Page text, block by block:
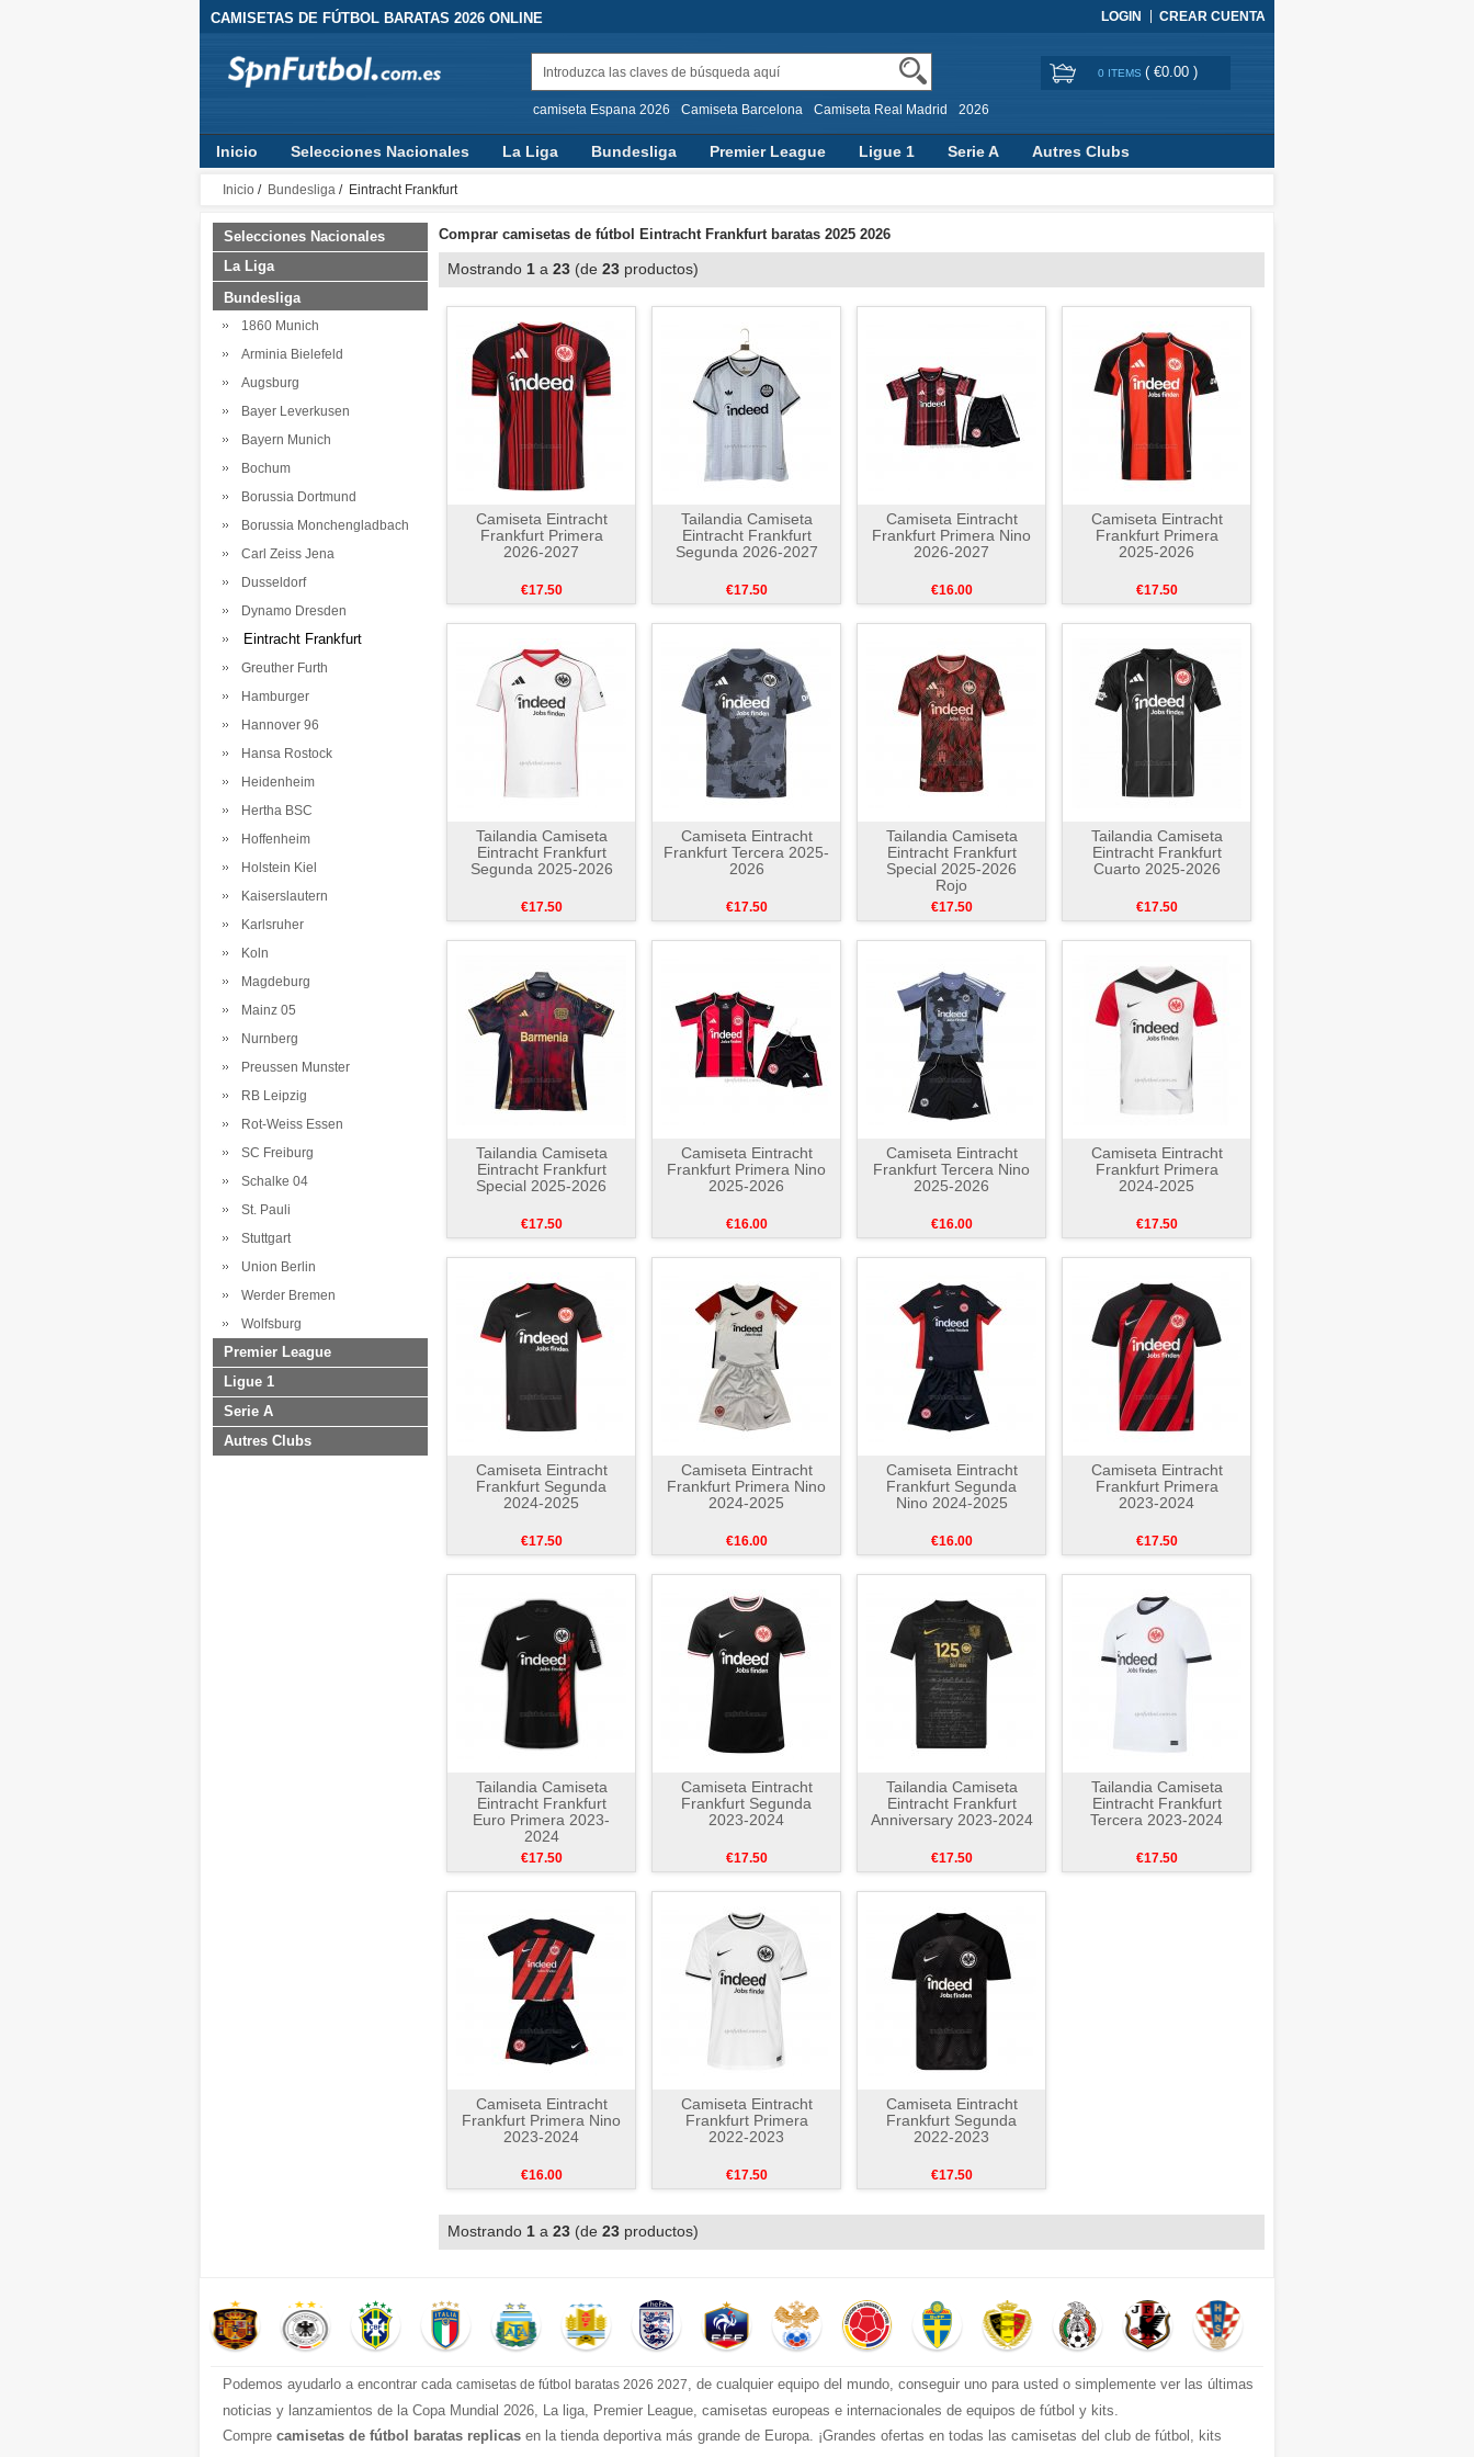
CAMISETAS DE FÚTBOL BARATAS 2026 ONLINE LOGIN CREAR CUENTA
camiseta Espana 2026 Camiseta Barcelona Camiseta Real Madrid 2026
0 ITEMS ( €0.00 )
Inicio Selecciones Nacionales La Liga Bundesliga Premier League Ligue 1 Serie A Autres Clubs
Inicio / Bundesliga / Eintracht Frankfurt
Selecciones Nacionales
La Liga
Bundesliga
1860 Munich
Arminia Bielefeld
Augsburg
Bayer Leverkusen
Bayern Munich
Bochum
Borussia Dortmund
Borussia Monchengladbach
Carl Zeiss Jena
Dusseldorf
Dynamo Dresden
Eintracht Frankfurt
Greuther Furth
Hamburger
Hannover 96
Hansa Rostock
Heidenheim
Hertha BSC
Hoffenheim
Holstein Kiel
Kaiserslautern
Karlsruher
Koln
Magdeburg
Mainz 05
Nurnberg
Preussen Munster
RB Leipzig
Rot-Weiss Essen
SC Freiburg
Schalke 04
St. Pauli
Stuttgart
Union Berlin
Werder Bremen
Wolfsburg
Premier League
Ligue 1
Serie A
Autres Clubs
Comprar camisetas de fútbol Eintracht Frankfurt baratas 2025 2026
Mostrando 1 a 23 (de 23 productos)
Camiseta Eintracht
Frankfurt Primera
2026-2027
€17.50
Tailandia Camiseta
Eintracht Frankfurt
Segunda 2026-2027
€17.50
Camiseta Eintracht
Frankfurt Primera Nino
2026-2027
€16.00
Camiseta Eintracht
Frankfurt Primera
2025-2026
€17.50
Tailandia Camiseta
Eintracht Frankfurt
Segunda 2025-2026
€17.50
Camiseta Eintracht
Frankfurt Tercera 2025-
2026
€17.50
Tailandia Camiseta
Eintracht Frankfurt
Special 2025-2026
Rojo
€17.50
Tailandia Camiseta
Eintracht Frankfurt
Cuarto 2025-2026
€17.50
Tailandia Camiseta
Eintracht Frankfurt
Special 2025-2026
€17.50
Camiseta Eintracht
Frankfurt Primera Nino
2025-2026
€16.00
Camiseta Eintracht
Frankfurt Tercera Nino
2025-2026
€16.00
Camiseta Eintracht
Frankfurt Primera
2024-2025
€17.50
Camiseta Eintracht
Frankfurt Segunda
2024-2025
€17.50
Camiseta Eintracht
Frankfurt Primera Nino
2024-2025
€16.00
Camiseta Eintracht
Frankfurt Segunda
Nino 2024-2025
€16.00
Camiseta Eintracht
Frankfurt Primera
2023-2024
€17.50
Tailandia Camiseta
Eintracht Frankfurt
Euro Primera 2023-
2024
€17.50
Camiseta Eintracht
Frankfurt Segunda
2023-2024
€17.50
Tailandia Camiseta
Eintracht Frankfurt
Anniversary 2023-2024
€17.50
Tailandia Camiseta
Eintracht Frankfurt
Tercera 2023-2024
€17.50
Camiseta Eintracht
Frankfurt Primera Nino
2023-2024
€16.00
Camiseta Eintracht
Frankfurt Primera
2022-2023
€17.50
Camiseta Eintracht
Frankfurt Segunda
2022-2023
€17.50
Mostrando 1 a 23 (de 23 productos)
Podemos ayudarlo a encontrar cada camisetas de fútbol baratas 2026 2027, de cualquier equipo del mundo, conseguir uno para usted o simplemente ver las últimas
noticias y lanzamientos de la Copa Mundial 2026, La liga, Premier League, camisetas europeas e internacionales de equipos de fútbol y kits.
Compre camisetas de fútbol baratas replicas en la tienda deportiva más grande de Europa. ¡Grandes ofertas en todas las camisetas del club de fútbol, ​​kits